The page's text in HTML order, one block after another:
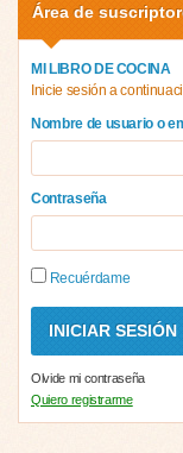
Área de
MI LIBRO DE COCINA
Inicie sesión a
Nombre de usuario o
Contraseña
Recuérdame
Olvide mi contraseña
Quiero registrarme